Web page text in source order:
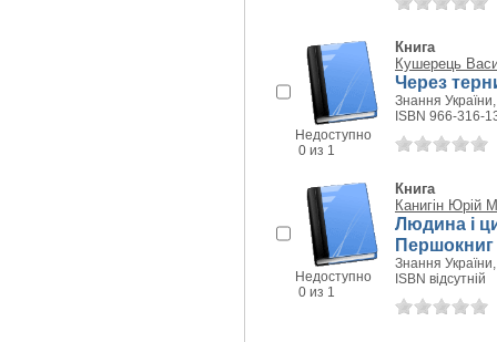
Недоступно
0 из 1
Книга
Кушерець
Через
Знання
ISBN 966-316-
Недоступно
0 из 1
Книга
Канигін Юрій
Людина і
Першокниг
Знання
ISBN відсутній